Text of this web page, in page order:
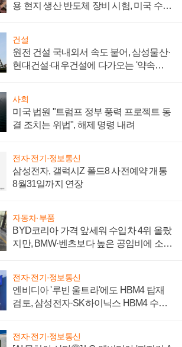
용 현지 생산 반도체 장비 시험, 미국 수출
건설
원전 건설 국내외서 속도 붙어, 삼성물산·
현대건설·대우건설에 다가오는 '약속의
사회
미국 법원 "트럼프 정부 풍력 프로젝트 동
결 조치는 위법", 해제 명령 내려
전자·전기·정보통신
삼성전자, 갤럭시Z 폴드8 사전예약 개통
8월31일까지 연장
자동차·부품
BYD코리아 가격 앞세워 수입차 4위 올랐
지만, BMW·벤츠보다 높은 공임비에 소비
전자·전기·정보통신
엔비디아 '루빈 울트라'에도 HBM4 탑재
검토, 삼성전자·SK하이닉스 HBM4 수율
전자·전기·정보통신